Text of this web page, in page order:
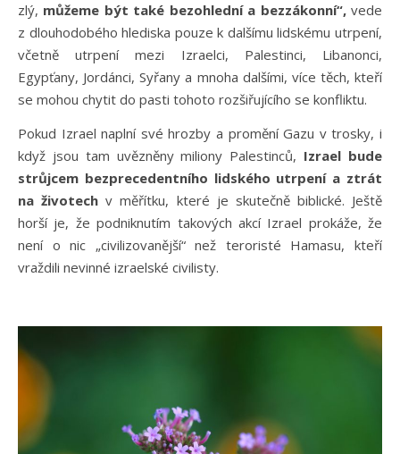
zlý, můžeme být také bezohlední a bezzákonní“,vede
z dlouhodobého hlediska pouze k dalšímu lidskému utrpení,
včetně utrpení mezi Izraelci, Palestinci, Libanonci,
Egypťany, Jordánci, Syřany a mnoha dalšími, více těch, kteří
se mohou chytit do pasti tohoto rozšiřujícího se konfliktu.
Pokud Izrael naplní své hrozby a promění Gazu v trosky, i
když jsou tam uvězněny miliony Palestinců, Izrael bude
strůjcem bezprecedentního lidského utrpení a ztrát
na životech v měřítku, které je skutečně biblické. Ještě
horší je, že podniknutím takových akcí Izrael prokáže, že
není o nic „civilizovanější“ než teroristé Hamasu, kteří
vraždili nevinné izraelské civilisty.